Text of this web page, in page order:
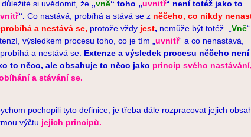
důležité si uvědomit, že „vně“ toho „uvnitř“ není totéž jako to
“. Co nastává, probíhá a stává se z něčeho, co nikdy
a nestává se, protože vždy jest, nemůže být totéž. „ Vně
výsledkem procesu toho, co je tím „ uvnitř“ a co nenastává,
a nestává se. Extenze a výsledek procesu něčeho
to něco, ale obsahuje to něco jako princip svého nastávání,
a stávání se.
pochopili tyto definice, je třeba dále rozpracovat jejich
výčtu jejich principů.